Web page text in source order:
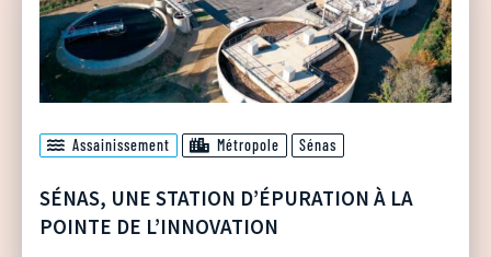
Assainissement Métropole Sénas
SÉNAS, UNE STATION D’ÉPURATION À LA
POINTE DE L’INNOVATION